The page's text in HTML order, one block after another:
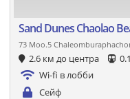
Sand Dunes Chaolao
73 Moo.5
2.6 км до центра
Wi-fi в лобби
Сейф